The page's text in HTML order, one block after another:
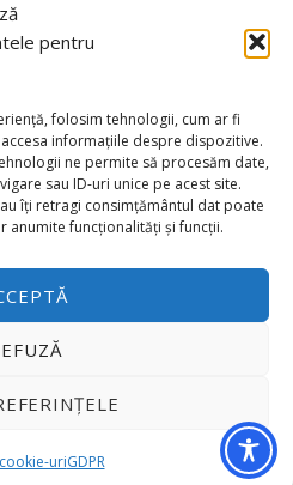
pentru
folosim tehnologii, cum ar fi
informațiile despre dispozitive.
ne permite să procesăm date,
sau ID-uri unice pe acest site.
îți retragi consimțământul dat poate
anumite funcționalități și funcții.
uriGDPR
MENU
Teritorială Prejmer